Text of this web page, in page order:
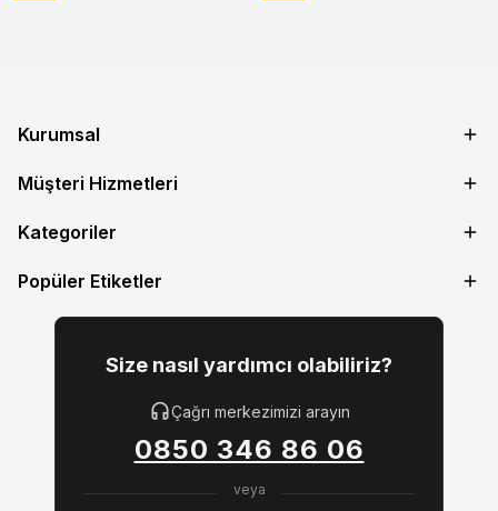
Kurumsal
Müşteri Hizmetleri
Kategoriler
Popüler Etiketler
Size nasıl yardımcı olabiliriz?
Çağrı merkezimizi arayın
0850 346 86 06